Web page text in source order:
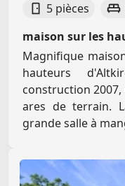
5 pièces
maison sur les
Magnifique
hauteurs
construction 2007,
ares de terrain.
grande salle à